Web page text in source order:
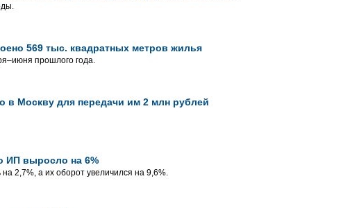
569 тыс. квадратных метров жилья
прошлого года.
в Москву для передачи им 2 млн рублей
ИП выросло на 6%
2,7%, а их оборот увеличился на 9,6%.